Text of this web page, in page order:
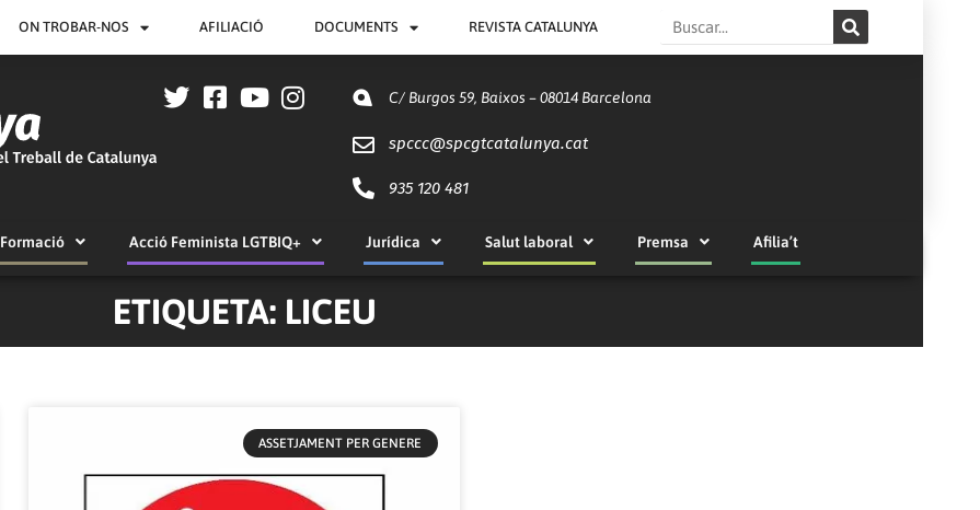
ON TROBAR-NOS AFILIACIÓ DOCUMENTS REVISTA CATALUNYA Search
C/ Burgos 59, Baixos – 08014 Barcelona
spccc@spcgtcatalunya.cat
935 120 481
Formació Acció Feminista LGTBIQ+ Jurídica Salut laboral Premsa Afilia’t
ETIQUETA: LICEU
ASSETJAMENT PER GENERE